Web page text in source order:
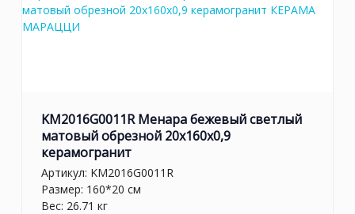
KM2016G0011R Менара бежевый светлый
матовый обрезной 20x160x0,9
керамогранит
Артикул: KM2016G0011R
Размер: 160*20 см
Вес: 26.71 кг